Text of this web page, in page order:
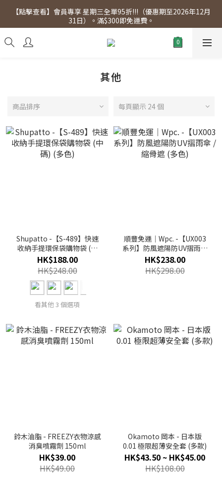
【點擊查看】會員專享 星期三全單95折!!!（優惠期至2026年12月
31日）。滿$300即免運費。
【點擊查看】會員專享 星期三全單95折!!!（優惠期至2026年12月
31日）。滿$300即免運費。
【點擊查看】本店將於2025年7月28日，進行網店支付系統更新，
網店所有產品將陸續停止接受信用卡(eSim除外)
31日）。滿$300即免運費。
其他
商品排序 每頁顯示 24 個
Shupatto -【S-489】快速
收納手提環保袋購物袋 (中
碼) (多色)
HK$188.00
HK$248.00
看其他 3 個選項
順豐免運｜Wpc. -【UX003
系列】防風遮陽防UV摺雨傘
/ 縮骨遮 (多色)
HK$238.00
HK$298.00
鈴木油脂 - FREEZY衣物涼感
消臭噴霧劑 150ml
HK$39.00
HK$49.00
Okamoto 岡本 - 日本版
0.01 極限超薄安全套 (多款)
HK$43.50 ~ HK$45.00
HK$108.00